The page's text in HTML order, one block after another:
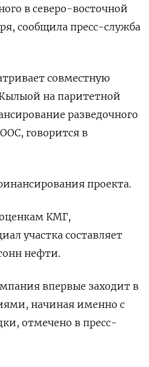
в северо-восточной
сообщила пресс-служба
совместную
на паритетной
разведочного
говорится в
проекта.
КМГ,
участка составляет
нефти.
впервые заходит в
начиная именно с
отмечено в пресс-